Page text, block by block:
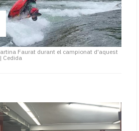
Faurat durant el campionat d'aquest
| Cedida